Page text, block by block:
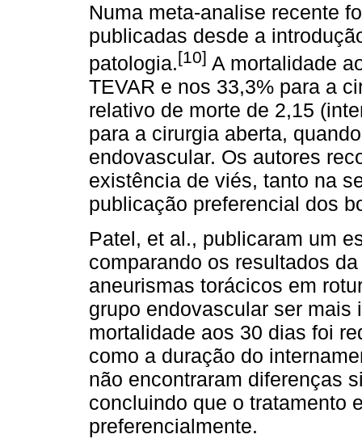
Numa meta-analise recente
publicadas desde a
patologia.[10] A mortalidade
TEVAR e nos 33,3% para a
relativo de morte de 2,15
para a cirurgia aberta,
endovascular. Os autores
existência de viés, tanto na
publicação preferencial dos
Patel, et al., publicaram um
comparando os resultados
aneurismas torácicos em
grupo endovascular ser
mortalidade aos 30 dias foi
como a duração do
não encontraram diferenças
concluindo que o tratamento
preferencialmente.